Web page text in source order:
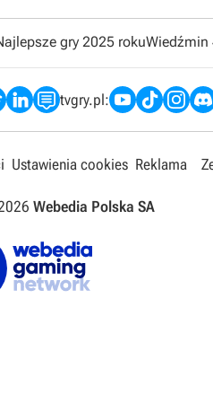
gry 2025 rokuWiedźmin
tvgry.pl:
Ustawienia cookies Reklama
Webedia Polska SA